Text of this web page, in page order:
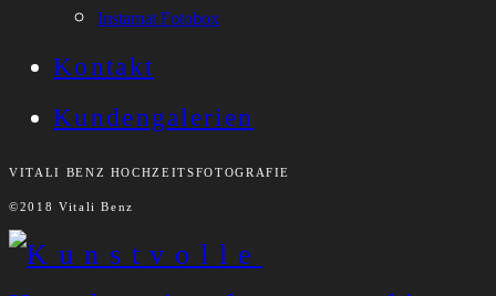
Instamat Fotobox
Kontakt
Kundengalerien
VITALI BENZ HOCHZEITSFOTOGRAFIE
©2018 Vitali Benz